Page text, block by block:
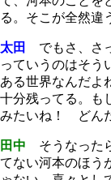
る。そこが全然違
太田
でもさ、さ
っていうのはそう
ある世界なんだよ
十分残ってる。も
みたいね！ どん
田中 そうなった
てない河本のほう